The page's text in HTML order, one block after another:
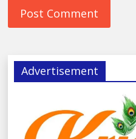
Advertisement